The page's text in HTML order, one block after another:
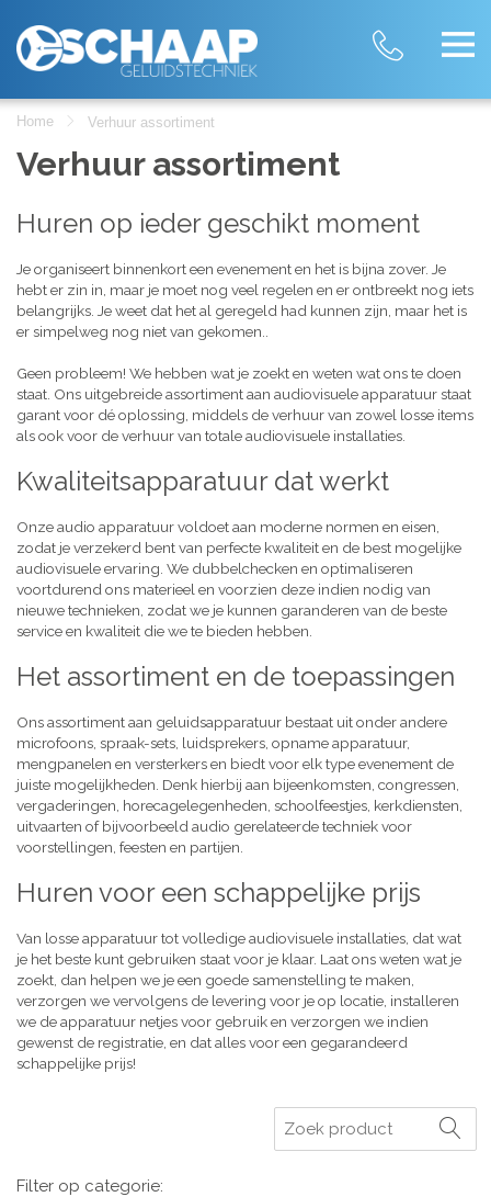
Home Verhuur assortiment
Verhuur assortiment
Huren op ieder geschikt moment
Je organiseert binnenkort een evenement en het is bijna zover. Je
hebt er zin in, maar je moet nog veel regelen en er ontbreekt nog iets
belangrijks. Je weet dat het al geregeld had kunnen zijn, maar het is
er simpelweg nog niet van gekomen..
Geen probleem! We hebben wat je zoekt en weten wat ons te doen
staat. Ons uitgebreide assortiment aan audiovisuele apparatuur staat
garant voor dé oplossing, middels de verhuur van zowel losse items
als ook voor de verhuur van totale audiovisuele installaties.
Kwaliteitsapparatuur dat werkt
Onze audio apparatuur voldoet aan moderne normen en eisen,
zodat je verzekerd bent van perfecte kwaliteit en de best mogelijke
audiovisuele ervaring. We dubbelchecken en optimaliseren
voortdurend ons materieel en voorzien deze indien nodig van
nieuwe technieken, zodat we je kunnen garanderen van de beste
service en kwaliteit die we te bieden hebben.
Het assortiment en de toepassingen
Ons assortiment aan geluidsapparatuur bestaat uit onder andere
microfoons, spraak-sets, luidsprekers, opname apparatuur,
mengpanelen en versterkers en biedt voor elk type evenement de
juiste mogelijkheden. Denk hierbij aan bijeenkomsten, congressen,
vergaderingen, horecagelegenheden, schoolfeestjes, kerkdiensten,
uitvaarten of bijvoorbeeld audio gerelateerde techniek voor
voorstellingen, feesten en partijen.
Huren voor een schappelijke prijs
Van losse apparatuur tot volledige audiovisuele installaties, dat wat
je het beste kunt gebruiken staat voor je klaar. Laat ons weten wat je
zoekt, dan helpen we je een goede samenstelling te maken,
verzorgen we vervolgens de levering voor je op locatie, installeren
we de apparatuur netjes voor gebruik en verzorgen we indien
gewenst de registratie, en dat alles voor een gegarandeerd
schappelijke prijs!
Zoeken
Filter op categorie: